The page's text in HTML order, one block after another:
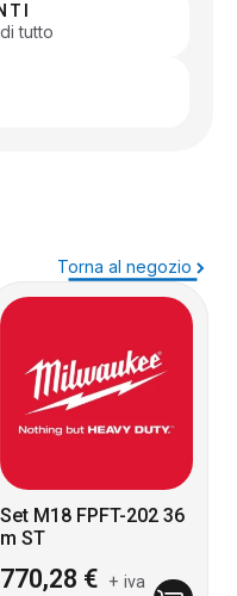
tutto
Torna al negozio
Set M18 FPFT-202 36
m ST
770,28 € + iva